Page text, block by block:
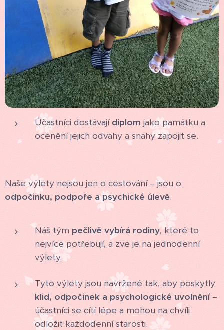
Účastníci dostávají diplom jako památku a
ocenění jejich odvahy a snahy zapojit se.
Naše výlety nejsou jen o cestování – jsou o
odpočinku, podpoře a psychické úlevě.
Náš tým pečlivě vybírá rodiny, které to
nejvíce potřebují, a zve je na jednodenní
výlety.
Tyto výlety jsou navržené tak, aby poskytly
klid, odpočinek a psychologické uvolnění–
účastníci se cítí lépe a mohou na chvíli
odložit každodenní starosti.